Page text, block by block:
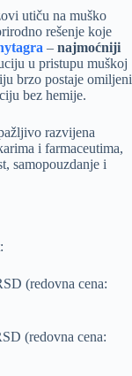
utiču na muško
rešenje koje
– najmoćniji
u pristupu muškoj
brzo postaje omiljeni
bez hemije.
razvijena
i farmaceutima,
samopouzdanje i
(redovna cena:
(redovna cena: